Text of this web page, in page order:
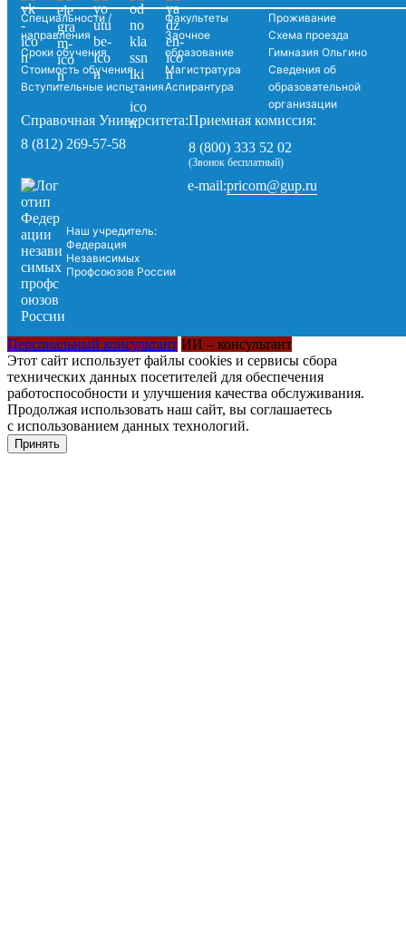
Специальности /
направления
Сроки обучения
Стоимость обучения
Вступительные испытания
Факультеты
Заочное
образование
Магистратура
Аспирантура
Проживание
Схема проезда
Гимназия Ольгино
Сведения об
образовательной
организации
Справочная Университета:
8 (812) 269-57-58
Приемная комиссия:
8 (800) 333 52 02
(Звонок бесплатный)
Наш учредитель:
Федерация
Независимых
Профсоюзов России
e-mail:pricom@gup.ru
Персональный консультант ИИ – консультант
Этот сайт использует файлы cookies и сервисы сбора
технических данных посетителей для обеспечения
работоспособности и улучшения качества обслуживания.
Продолжая использовать наш сайт, вы соглашаетесь
с использованием данных технологий.
Принять